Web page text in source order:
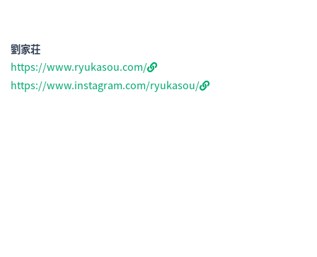
劉家荘
https://www.ryukasou.com/
https://www.instagram.com/ryukasou/